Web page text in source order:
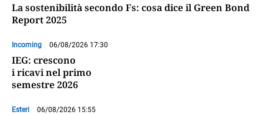
La sostenibilità secondo Fs: cosa dice il Green Bond
Report 2025
Incoming 06/08/2026 17:30
IEG: crescono
i ricavi nel primo
semestre 2026
Esteri 06/08/2026 15:55